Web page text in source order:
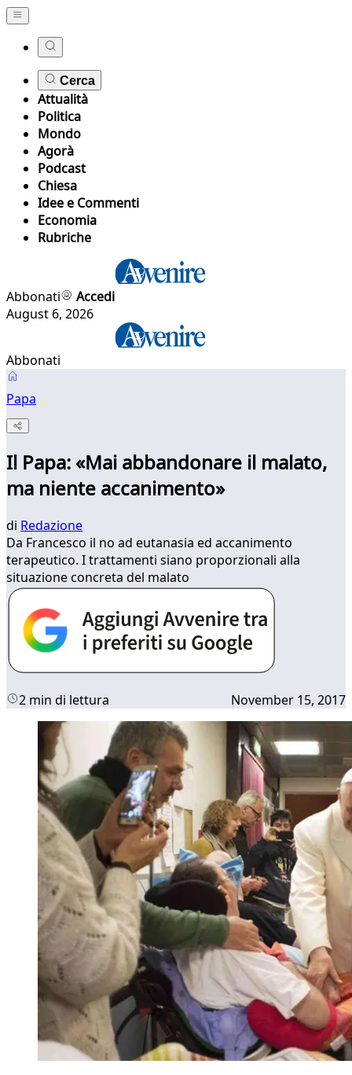
Cerca
Attualità
Politica
Mondo
Agorà
Podcast
Chiesa
Idee e Commenti
Economia
Rubriche
Abbonati
Accedi
August 6, 2026
Abbonati
Papa
Il Papa: «Mai abbandonare il malato,
ma niente accanimento»
di Redazione
Da Francesco il no ad eutanasia ed accanimento
terapeutico. I trattamenti siano proporzionali alla
situazione concreta del malato
2 min di lettura November 15, 2017